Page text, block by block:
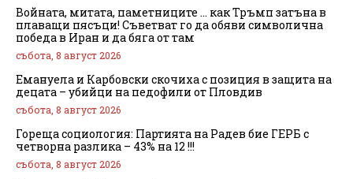
Войната, митата, паметниците … как Тръмп затъна в
плаващи пясъци! Съветват го да обяви символична
победа в Иран и да бяга от там
събота, 8 август 2026
Емануела и Карбовски скочиха с позиция в защита на
децата – убийци на педофили от Пловдив
събота, 8 август 2026
Гореща социология: Партията на Радев бие ГЕРБ с
четворна разлика – 43% на 12 !!!
събота, 8 август 2026